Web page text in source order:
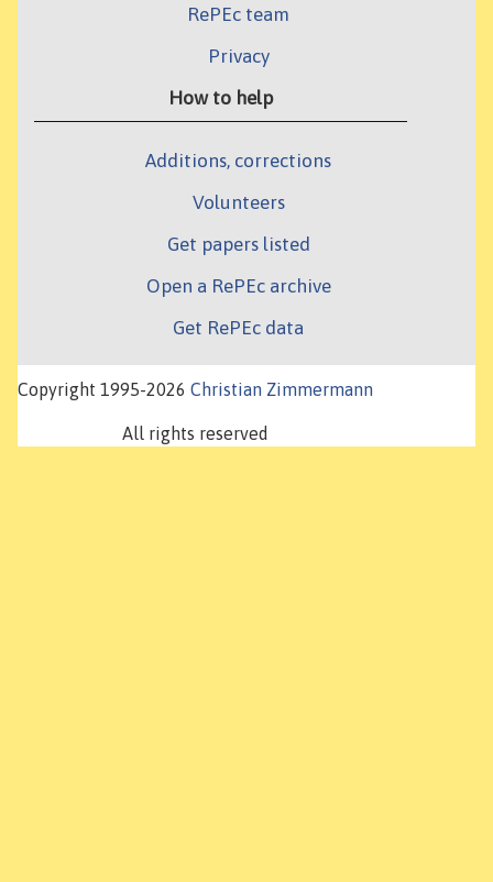
RePEc team
Privacy
How to help
Additions, corrections
Volunteers
Get papers listed
Open a RePEc archive
Get RePEc data
Copyright 1995-2026 Christian Zimmermann
All rights reserved